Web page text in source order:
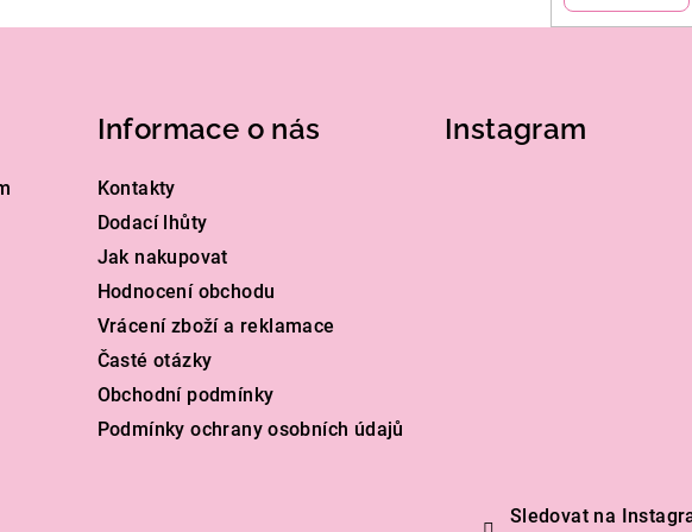
Informace o nás
Kontakty
Dodací lhůty
Jak nakupovat
Hodnocení obchodu
Vrácení zboží a reklamace
Časté otázky
Obchodní podmínky
Podmínky ochrany osobních údajů
Instagram
Sledovat na